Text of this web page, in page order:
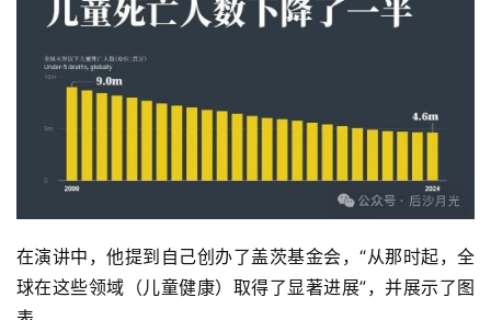
在演讲中，他提到自己创办了盖茨基金会，“从那时起，全
球在这些领域（儿童健康）取得了显著进展”，并展示了图